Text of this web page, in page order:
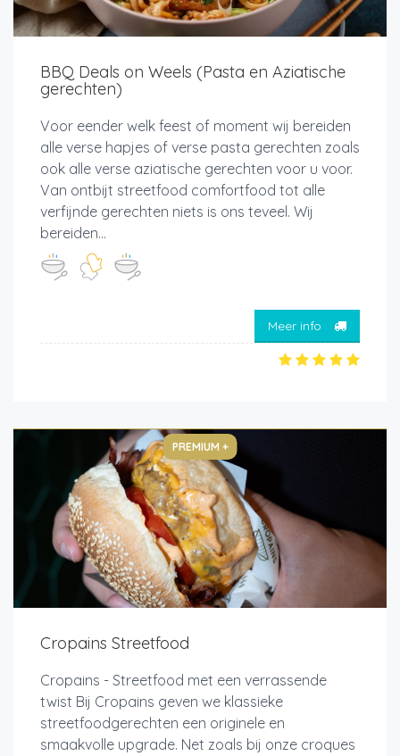
BBQ Deals on Weels (Pasta en Aziatische
gerechten)
Voor eender welk feest of moment wij bereiden
alle verse hapjes of verse pasta gerechten zoals
ook alle verse aziatische gerechten voor u voor.
Van ontbijt streetfood comfortfood tot alle
verfijnde gerechten niets is ons teveel. Wij
bereiden...
Meer info
PREMIUM +
Cropains Streetfood
Cropains - Streetfood met een verrassende
twist Bij Cropains geven we klassieke
streetfoodgerechten een originele en
smaakvolle upgrade. Net zoals bij onze croques